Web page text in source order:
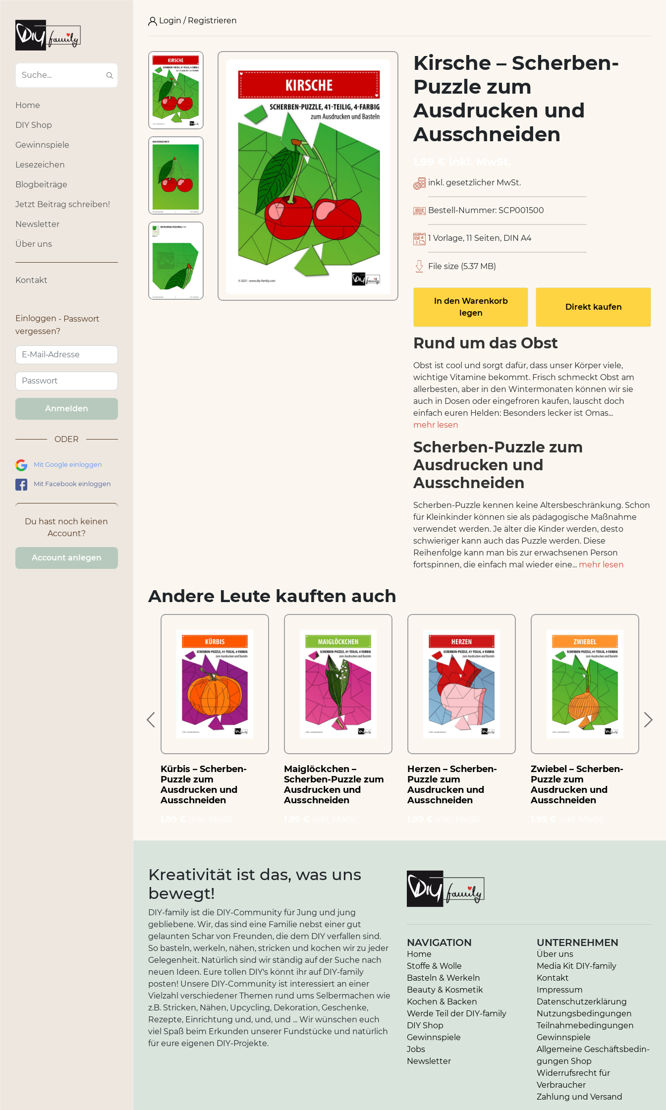
Home
DIY Shop
Gewinnspiele
Lesezeichen
Blogbeiträge
Jetzt Beitrag schreiben!
Newsletter
Über uns
Kontakt
Einloggen
Passwort
vergessen?
Anmelden
ODER
Mit Google einloggen
Mit Facebook einloggen
Du hast noch keinen
Account?
Account anlegen
Login / Registrieren
Kirsche – Scherben-
Puzzle zum
Ausdrucken und
Ausschneiden
inkl. gesetzlicher MwSt.
Bestell-Nummer: SCP001500
1 Vorlage, 11 Seiten, DIN A4
File size (5.37 MB)
In den Warenkorb
legen
Direkt kaufen
Rund um das Obst
Obst ist cool und sorgt dafür, dass unser Körper viele,
wichtige Vitamine bekommt. Frisch schmeckt Obst am
allerbesten, aber in den Wintermonaten können wir sie
auch in Dosen oder eingefroren kaufen, lauscht doch
einfach euren Helden: Besonders lecker ist Omas...
mehr lesen
Scherben-Puzzle zum
Ausdrucken und
Ausschneiden
Scherben-Puzzle kennen keine Altersbeschränkung. Schon
für Kleinkinder können sie als pädagogische Maßnahme
verwendet werden. Je älter die Kinder werden, desto
schwieriger kann auch das Puzzle werden. Diese
Reihenfolge kann man bis zur erwachsenen Person
fortspinnen, die einfach mal wieder eine... mehr lesen
Andere Leute kauften auch
Kürbis – Scherben-
Puzzle zum
Ausdrucken und
Ausschneiden
Maiglöckchen –
Scherben-Puzzle zum
Ausdrucken und
Ausschneiden
Herzen – Scherben-
Puzzle zum
Ausdrucken und
Ausschneiden
Zwiebel – Scherben-
Puzzle zum
Ausdrucken und
Ausschneiden
Kreativität ist das, was uns
bewegt!
DIY-family ist die DIY-Community für Jung und jung
gebliebene. Wir, das sind eine Familie nebst einer gut
gelaunten Schar von Freunden, die dem DIY verfallen sind.
So basteln, werkeln, nähen, stricken und kochen wir zu jeder
Gelegenheit. Natürlich sind wir ständig auf der Suche nach
neuen Ideen. Eure tollen DIY's könnt ihr auf DIY-family
posten! Unsere DIY-Community ist interessiert an einer
Vielzahl verschiedener Themen rund ums Selbermachen wie
z.B. Stricken, Nähen, Upcycling, Dekoration, Geschenke,
Rezepte, Einrichtung und, und, und ... Wir wünschen euch
viel Spaß beim Erkunden unserer Fundstücke und natürlich
für eure eigenen DIY-Projekte.
NAVIGATION
Home
Stoffe & Wolle
Basteln & Werkeln
Beauty & Kosmetik
Kochen & Backen
Werde Teil der DIY-family
DIY Shop
Gewinnspiele
Jobs
Newsletter
UNTERNEHMEN
Über uns
Media Kit DIY-family
Kontakt
Impressum
Da­ten­schutz­er­klä­rung
Nut­zungs­be­din­gun­gen
Teil­nah­me­be­din­gun­gen
Gewinnspiele
Allgemeine Ge­schäfts­be­din­
gun­gen Shop
Widerrufsrecht für
Verbraucher
Zahlung und Versand